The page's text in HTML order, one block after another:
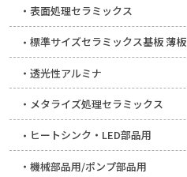
表面処理セラミックス
標準サイズセラミックス基板 薄板
透光性アルミナ
メタライズ処理セラミックス
ヒートシンク・LED部品用
機械部品用/ポンプ部品用